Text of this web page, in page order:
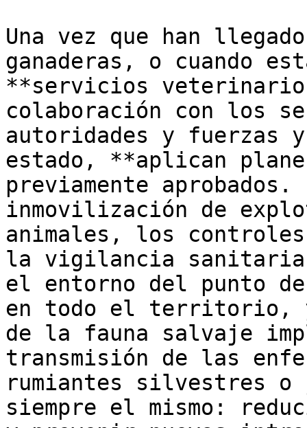
Una vez que han
ganaderas, o cuando
**servicios
colaboración con los
autoridades y fuerzas
estado, **aplican
previamente
inmovilización de
animales, los controles
la vigilancia sanitaria
el entorno del punto
en todo el territorio,
de la fauna salvaje
transmisión de las
rumiantes silvestres
siempre el mismo: